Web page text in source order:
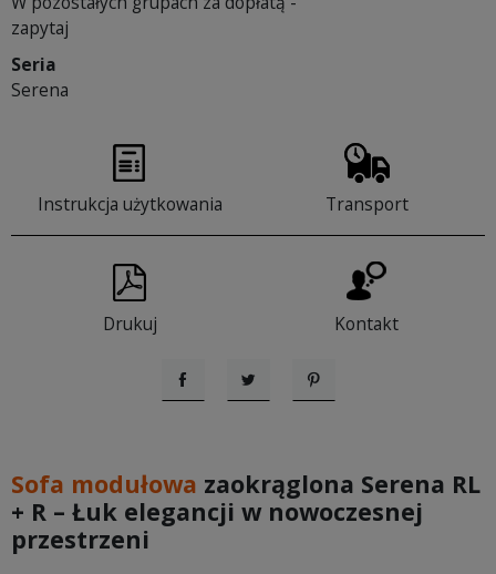
zapytaj
Seria
Serena
Instrukcja użytkowania Transport
Drukuj Kontakt
UdostępnijTweetujPinterest
Sofa modułowa zaokrąglona Serena RL
+ R – Łuk elegancji w nowoczesnej
przestrzeni